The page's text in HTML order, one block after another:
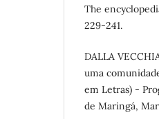
The
229-241.
DALLA
uma
em Letras) -
de Maringá,